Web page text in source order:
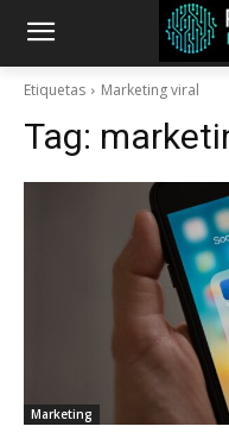
Etiquetas Marketing viral
Tag:
Marketing